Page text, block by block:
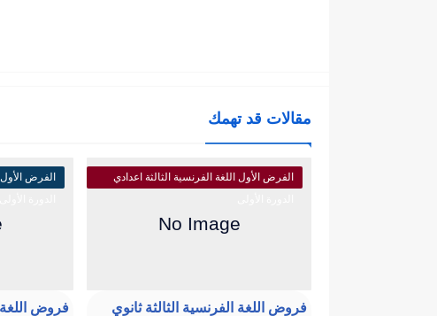
مقالات قد تهمك
الفرض الأول اللغة الفرنسية الثالثة اعدادي
فروض اللغة الفرنسية الثالثة ثانوي
الفرض الأول
فروض اللغة